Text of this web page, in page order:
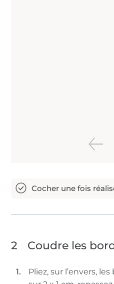
2 Coudre les
Pliez, sur l’envers,